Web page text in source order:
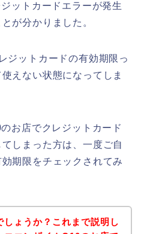
ットカードエラーが発生
が分かりました。
ジットカードの有効期限っ
えない状態になってしま
お店でクレジットカード
しまった方は、一度ご自
期限をチェックされてみ
しょうか？これまで説明し